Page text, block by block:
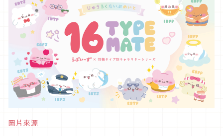
圖片來源